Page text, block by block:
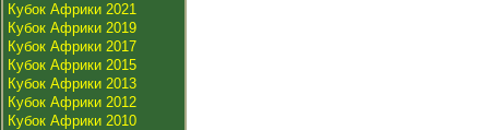
Кубок Африки 2021
Кубок Африки 2019
Кубок Африки 2017
Кубок Африки 2015
Кубок Африки 2013
Кубок Африки 2012
Кубок Африки 2010